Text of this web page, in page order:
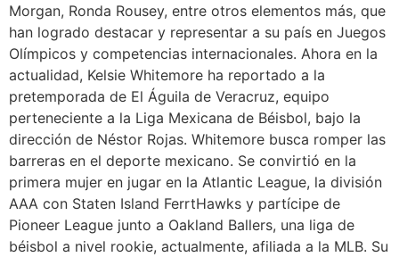
Morgan, Ronda Rousey, entre otros elementos más, que
han logrado destacar y representar a su país en Juegos
Olímpicos y competencias internacionales. Ahora en la
actualidad, Kelsie Whitemore ha reportado a la
pretemporada de El Águila de Veracruz, equipo
perteneciente a la Liga Mexicana de Béisbol, bajo la
dirección de Néstor Rojas. Whitemore busca romper las
barreras en el deporte mexicano. Se convirtió en la
primera mujer en jugar en la Atlantic League, la división
AAA con Staten Island FerrtHawks y partícipe de
Pioneer League junto a Oakland Ballers, una liga de
béisbol a nivel rookie, actualmente, afiliada a la MLB. Su